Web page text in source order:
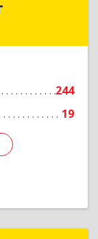
244
19
Подробнее